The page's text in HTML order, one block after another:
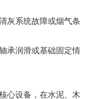
灰系统故障或烟气条
承润滑或基础固定情
心设备，在水泥、木